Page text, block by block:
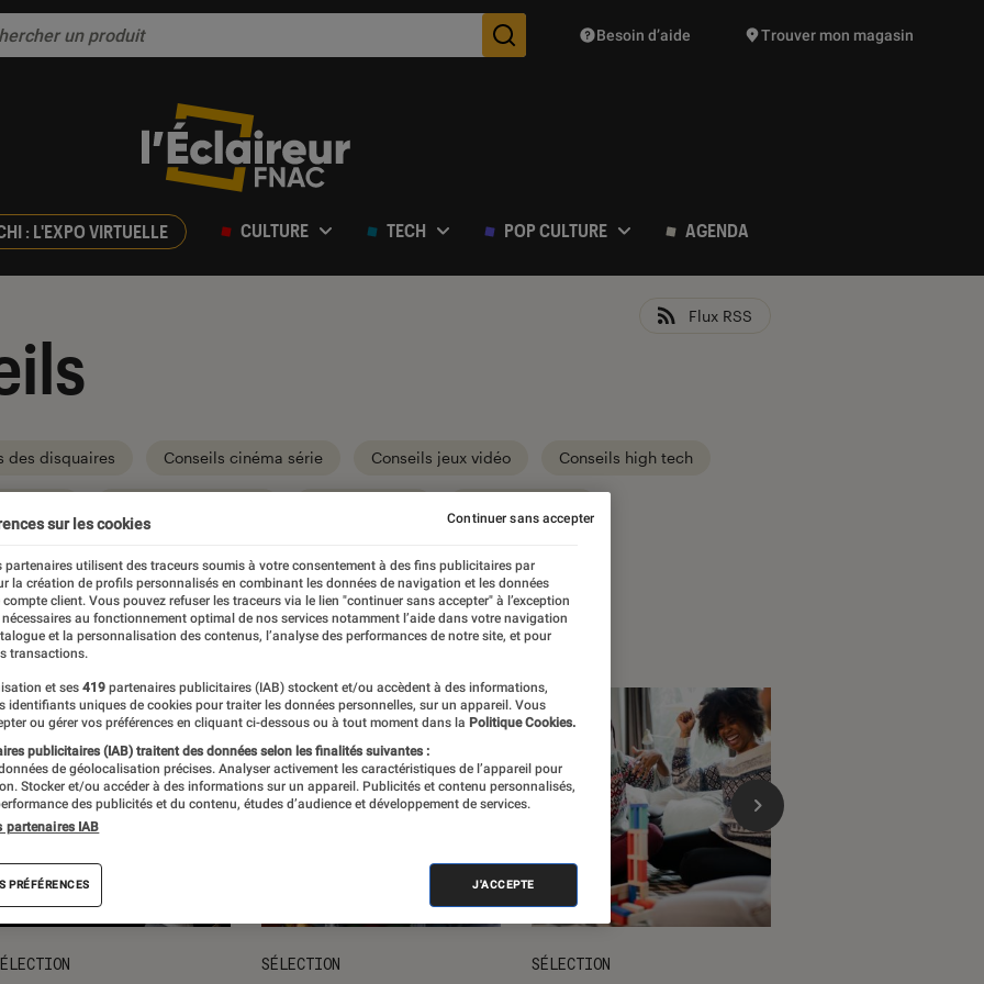
Des suggestions de produits vont vous être proposées
Besoin d’aide Trouver mon magasin
: L'EXPO VIRTUELLE CULTURE TECH POP CULTURE AGENDA
Flux RSS
des disquaires Conseils cinéma série Conseils jeux vidéo Conseils high tech
SÉLECTION SÉLECTION
sur les cookies
partenaires utilisent des traceurs soumis à votre consentement à des fins publicitaires par
la création de profils personnalisés en combinant les données de navigation et les données
compte client. Vous pouvez refuser les traceurs via le lien "continuer sans accepter" à l’exception
au fonctionnement optimal de nos services notamment l’aide dans votre navigation
et la personnalisation des contenus, l’analyse des performances de notre site, et pour
transactions.
et ses 419 partenaires publicitaires (IAB) stockent et/ou accèdent à des informations,
identifiants uniques de cookies pour traiter les données personnelles, sur un appareil. Vous
ou gérer vos préférences en cliquant ci-dessous ou à tout moment dans la Politique Cookies.
publicitaires (IAB) traitent des données selon les finalités suivantes :
de géolocalisation précises. Analyser activement les caractéristiques de l’appareil pour
Stocker et/ou accéder à des informations sur un appareil. Publicités et contenu personnalisés,
des publicités et du contenu, études d’audience et développement de services.
partenaires IAB
PRÉFÉRENCES J'ACCEPTE
Continuer sans accepter